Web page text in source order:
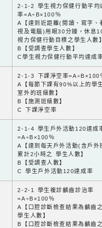
2-1-2 學生視力保健行動平均
率=A÷B×100％
A【達到近距離(閱讀、寫字、
視及電腦)用眼30分鐘，休息
視力保健行動目標之學生人數
B【受調查學生人數】
C學生視力保健行動平均達成
2-1-3 下課淨空率=A÷B×100
A【每節下課有90%以上的學
室外的班級數】
B【施測班級數】
C 下課淨空率
2-1-4 學生戶外活動120達成
=A÷B×100％
A【達到每天戶外活動(含戶外
累計2小時之 學生人數】
B【受調查人數】
C 學生戶外活動120達成率
2-2-1 學生複診齲齒診治率
=A÷B×100％
A【口腔診斷檢查結果為齲齒
學生人數】
B【口腔診斷檢查結果為齲齒